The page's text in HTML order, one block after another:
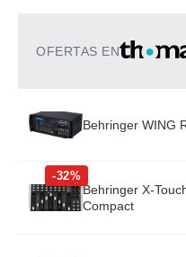
OFERTAS EN
Behringer WING
-32%
Behringer X-
Compact